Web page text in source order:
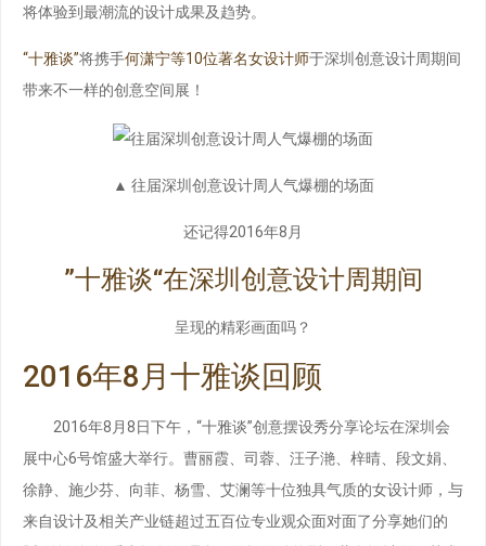
将体验到最潮流的设计成果及趋势。
“十雅谈”将携手何潇宁等10位著名女设计师于深圳创意设计周期间
带来不一样的创意空间展！
▲ 往届深圳创意设计周人气爆棚的场面
还记得2016年8月
”十雅谈“在深圳创意设计周期间
呈现的精彩画面吗？
2016年8月十雅谈回顾
2016年8月8日下午，“十雅谈”创意摆设秀分享论坛在深圳会
展中心6号馆盛大举行。曹丽霞、司蓉、汪子滟、梓晴、段文娟、
徐静、施少芬、向菲、杨雪、艾澜等十位独具气质的女设计师，与
来自设计及相关产业链超过五百位专业观众面对面了分享她们的